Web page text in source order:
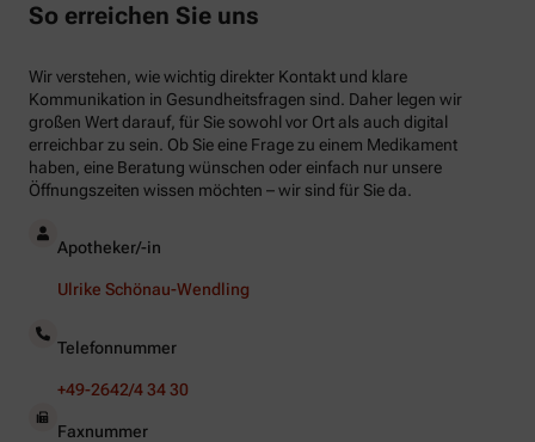
So erreichen Sie uns
Wir verstehen, wie wichtig direkter Kontakt und klare
Kommunikation in Gesundheitsfragen sind. Daher legen wir
großen Wert darauf, für Sie sowohl vor Ort als auch digital
erreichbar zu sein. Ob Sie eine Frage zu einem Medikament
haben, eine Beratung wünschen oder einfach nur unsere
Öffnungszeiten wissen möchten – wir sind für Sie da.
Apotheker/-in
Ulrike Schönau-Wendling
Telefonnummer
+49-2642/4 34 30
Faxnummer